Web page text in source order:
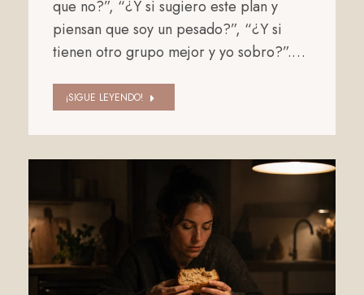
que no?”, “¿Y si sugiero este plan y
piensan que soy un pesado?”, “¿Y si
tienen otro grupo mejor y yo sobro?”.…
¡SIGUE LEYENDO!